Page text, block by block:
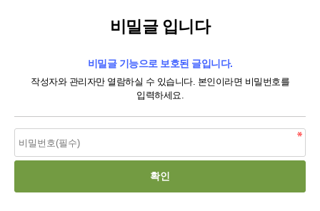
비밀글 입니다
비밀글 기능으로 보호된 글입니다.
작성자와 관리자만 열람하실 수 있습니다. 본인이라면 비밀번호를
입력하세요.